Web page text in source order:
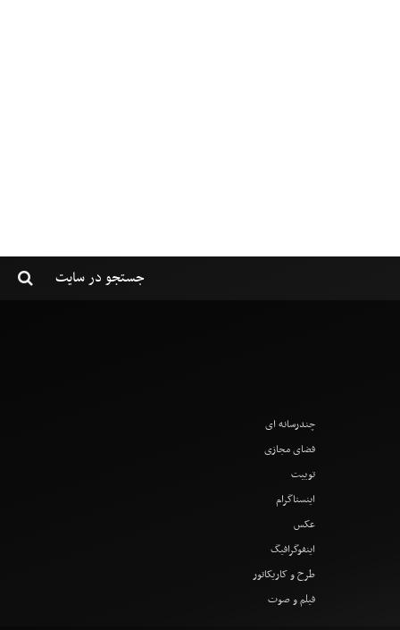
چندرسانه ای
فضای مجازی
توییت
اینستاگرام
عکس
اینفوگرافیگ
طرح و کاریکاتور
فیلم و صوت